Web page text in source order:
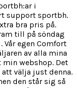
i
support sportbh.
bra pris på.
till på söndag
Vår egen Comfort
av alla mina
webshop. Det
välja just denna.
den står sig så